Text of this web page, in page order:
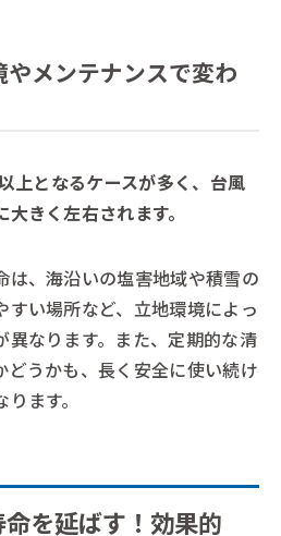
メンテナンスで変わ
上となるケースが多く、台風
きく左右されます。
は、海沿いの塩害地域や積雪の
すい場所など、立地環境によっ
異なります。また、定期的な清
どうかも、長く安全に使い続け
ます。
を延ばす！効果的